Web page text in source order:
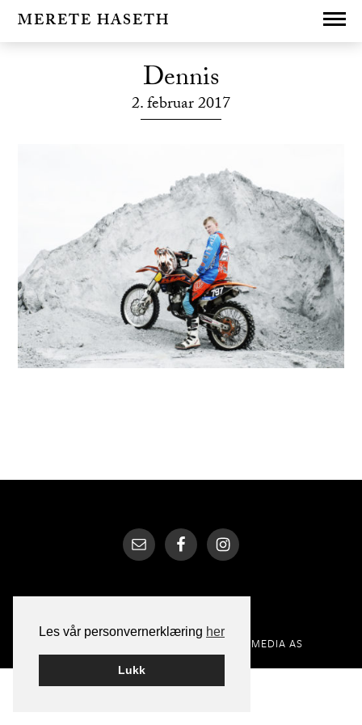
Les vår personvernerklæring her
Lukk
MERETE HASETH
Dennis
2. februar 2017
BYGGET PÅ AVSMART MEDIA AS